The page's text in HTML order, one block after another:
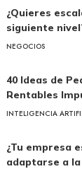
¿Quieres
siguiente
NEGOCIOS
40 Ideas de
Rentables
INTELIGENCIA
¿Tu empresa
adaptarse a la